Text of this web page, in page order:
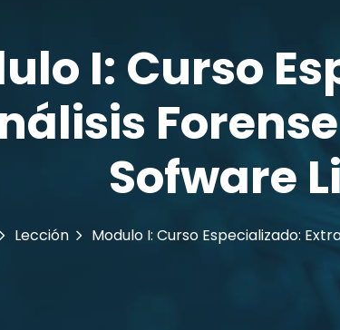
I: Curso
Sofware
Lección Modulo I: Curso Especializado: